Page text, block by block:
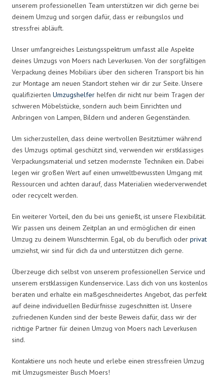
unserem professionellen Team unterstützen wir dich gerne bei
deinem Umzug und sorgen dafür, dass er reibungslos und
stressfrei abläuft.
Unser umfangreiches Leistungsspektrum umfasst alle Aspekte
deines Umzugs von Moers nach Leverkusen. Von der sorgfältigen
Verpackung deines Mobiliars über den sicheren Transport bis hin
zur Montage am neuen Standort stehen wir dir zur Seite. Unsere
qualifizierten Umzugshelfer helfen dir nicht nur beim Tragen der
schweren Möbelstücke, sondern auch beim Einrichten und
Anbringen von Lampen, Bildern und anderen Gegenständen.
Um sicherzustellen, dass deine wertvollen Besitztümer während
des Umzugs optimal geschützt sind, verwenden wir erstklassiges
Verpackungsmaterial und setzen modernste Techniken ein. Dabei
legen wir großen Wert auf einen umweltbewussten Umgang mit
Ressourcen und achten darauf, dass Materialien wiederverwendet
oder recycelt werden.
Ein weiterer Vorteil, den du bei uns genießt, ist unsere Flexibilität.
Wir passen uns deinem Zeitplan an und ermöglichen dir einen
Umzug zu deinem Wunschtermin. Egal, ob du beruflich oder privat
umziehst, wir sind für dich da und unterstützen dich gerne.
Überzeuge dich selbst von unserem professionellen Service und
unserem erstklassigen Kundenservice. Lass dich von uns kostenlos
beraten und erhalte ein maßgeschneidertes Angebot, das perfekt
auf deine individuellen Bedürfnisse zugeschnitten ist. Unsere
zufriedenen Kunden sind der beste Beweis dafür, dass wir der
richtige Partner für deinen Umzug von Moers nach Leverkusen
sind.
Kontaktiere uns noch heute und erlebe einen stressfreien Umzug
mit Umzugsmeister Busch Moers!